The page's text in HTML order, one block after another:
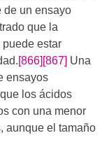
de un ensayo
que la
estar
[866] [867] ​​​​ Una
ensayos
los ácidos
con una menor
aunque el tamaño